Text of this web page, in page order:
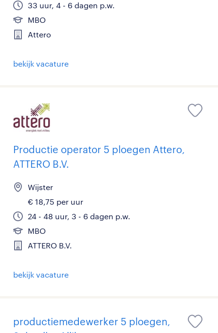
33 uur, 4 - 6 dagen p.w.
MBO
Attero
bekijk vacature
Productie operator 5 ploegen Attero,
ATTERO B.V.
Wijster
€ 18,75 per uur
24 - 48 uur, 3 - 6 dagen p.w.
MBO
ATTERO B.V.
bekijk vacature
productiemedewerker 5 ploegen,